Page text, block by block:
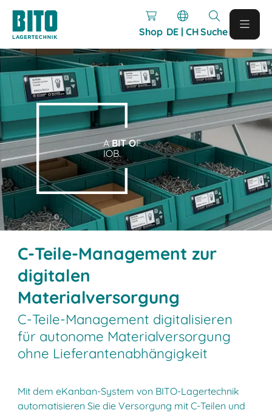
Shop DE | CHSuche
ABIT OF
IOB.
C-Teile-Management zur
digitalen
Materialversorgung
C-Teile-Management digitalisieren
für autonome Materialversorgung
ohne Lieferantenabhängigkeit
Mit dem eKanban-System von BITO-Lagertechnik
automatisieren Sie die Versorgung mit C-Teilen und